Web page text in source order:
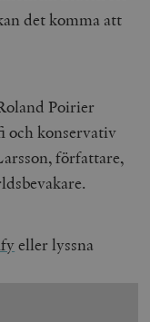
det komma att
Poirier
och konservativ
författare,
eller lyssna